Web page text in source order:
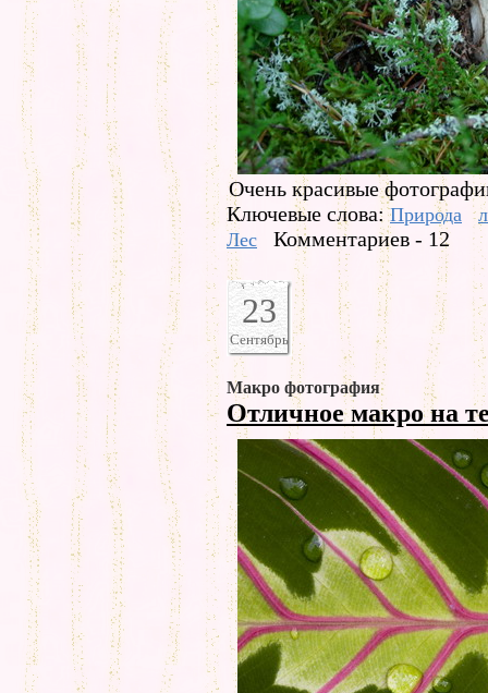
Очень красивые
Ключевые слова:Природа
Лес
Комментариев - 12
23
Сентябрь
Макро фотография
Отличное макро на